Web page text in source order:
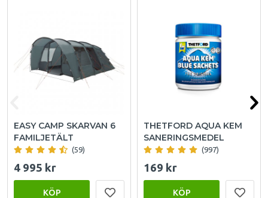
EASY CAMP SKARVAN 6
FAMILJETÄLT
(59)
4 995 kr
KÖP
THETFORD AQUA KEM
SANERINGSMEDEL
(997)
169 kr
KÖP